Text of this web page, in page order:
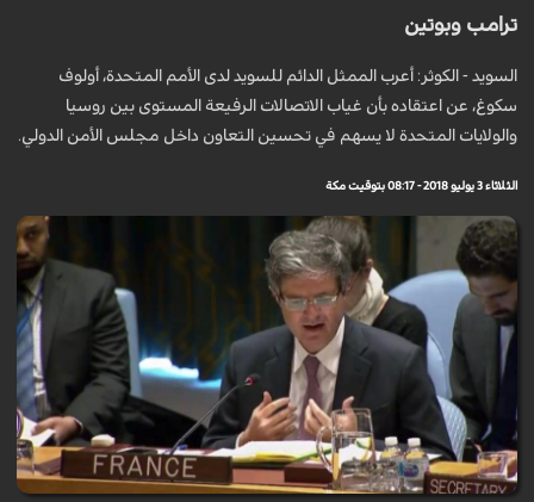
ترامب وبوتين
السويد - الكوثر: أعرب الممثل الدائم للسويد لدى الأمم المتحدة، أولوف
سكوغ، عن اعتقاده بأن غياب الاتصالات الرفيعة المستوى بين روسيا
والولايات المتحدة لا يسهم في تحسين التعاون داخل مجلس الأمن الدولي.
الثلاثاء 3 يوليو 2018 - 08:17 بتوقيت مكة